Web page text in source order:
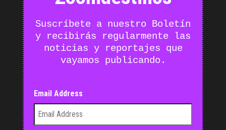
Suscríbete a nuestro Boletín
y recibirás regularmente las
noticias y reportajes que
vayamos publicando.
Email Address